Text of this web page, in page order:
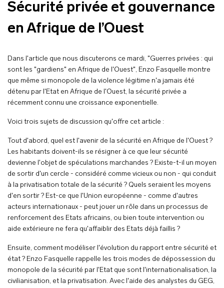
Sécurité privée et gouvernance
en Afrique de l’Ouest
Dans l'article que nous discuterons ce mardi, "Guerres privées : qui
sont les "gardiens" en Afrique de l'Ouest", Enzo Fasquelle montre
que même si monopole de la violence légitime n'a jamais été
détenu par l'Etat en Afrique de l'Ouest, la sécurité privée a
récemment connu une croissance exponentielle.
Voici trois sujets de discussion qu'offre cet article :
Tout d'abord, quel est l'avenir de la sécurité en Afrique de l'Ouest ?
Les habitants doivent-ils se résigner à ce que leur sécurité
devienne l'objet de spéculations marchandes ? Existe-t-il un moyen
de sortir d'un cercle - considéré comme vicieux ou non - qui conduit
à la privatisation totale de la sécurité ? Quels seraient les moyens
d'en sortir ? Est-ce que l'Union européenne - comme d'autres
acteurs internationaux - peut jouer un rôle dans un processus de
renforcement des Etats africains, ou bien toute intervention ou
aide extérieure ne fera qu'affaiblir des Etats déjà faillis ?
Ensuite, comment modéliser l'évolution du rapport entre sécurité et
état ? Enzo Fasquelle rappelle les trois modes de dépossession du
monopole de la sécurité par l'Etat que sont l'internationalisation, la
civilianisation, et la privatisation. Avec l'aide des analystes du GEG,